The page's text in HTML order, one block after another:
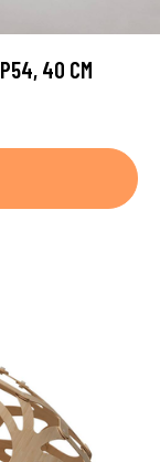
40 CM